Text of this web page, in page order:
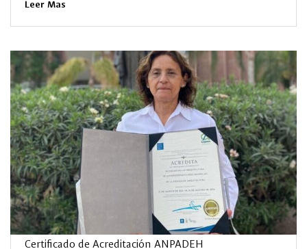
Leer Mas
Certificado de Acreditación ANPADEH